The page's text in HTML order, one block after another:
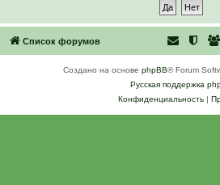
Список форумов
Создано на основе phpBB® Forum
Русская поддержка
Конфиденциальность|